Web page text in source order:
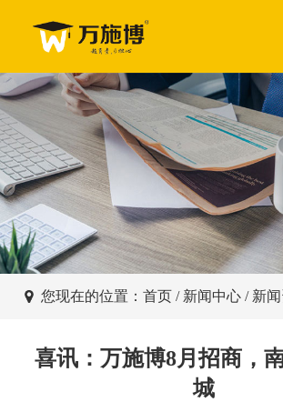
您现在的位置： 首页/ 新闻中心/ 新闻
喜讯：万施博8月招商，
城